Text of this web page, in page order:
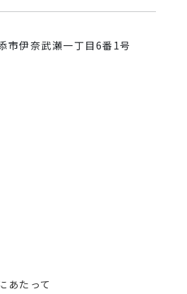
伊奈武瀬一丁目6番1号
あたって